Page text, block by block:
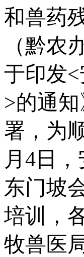
和兽药
（黔农
于印发
>的通
署，为
月4日
东门坡
培训，
牧兽医